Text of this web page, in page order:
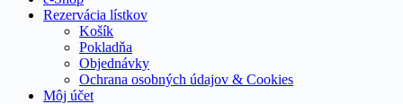
Rezervácia lístkov
Košík
Pokladňa
Objednávky
Ochrana osobných údajov & Cookies
Môj účet